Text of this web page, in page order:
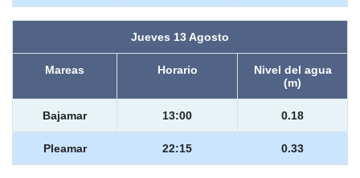
Jueves 13 Agosto
Mareas Horario
Nivel del agua
(m)
Bajamar 13:00 0.18
Pleamar 22:15 0.33